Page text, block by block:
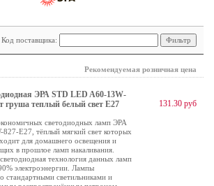
Код поставщика:
Рекомендуемая розничная цена
ЭРА STD LED A60-13W-
груша теплый белый свет Е27
светодиодных ламп ЭРА
E27, тёплый мягкий свет которых
для домашнего освещения и
в прошлое ламп накаливания.
технология данных ламп
электроэнергии. Лампы
стандартными светильниками и
131.30 руб